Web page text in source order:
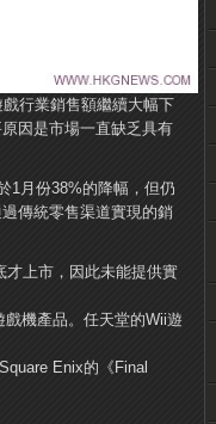
行業銷售額繼續大幅下
因是市場一直缺乏具有
1月份38%的降幅，但仍
傳統零售渠道實現的銷
才上市，因此未能提供實
機產品。任天堂的Wii遊
Enix的《Final